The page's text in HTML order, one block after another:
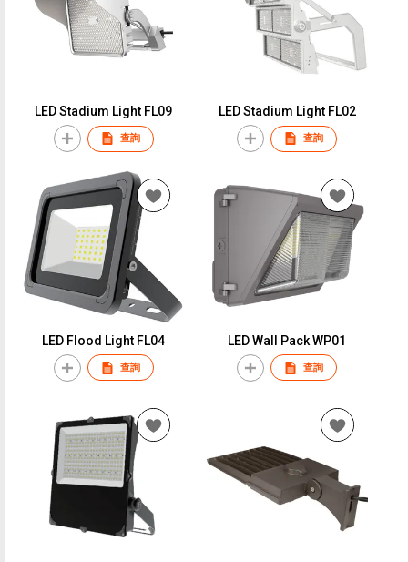
LED Stadium Light FL09
查詢
LED Stadium Light FL02
查詢
LED Flood Light FL04
查詢
LED Wall Pack WP01
查詢